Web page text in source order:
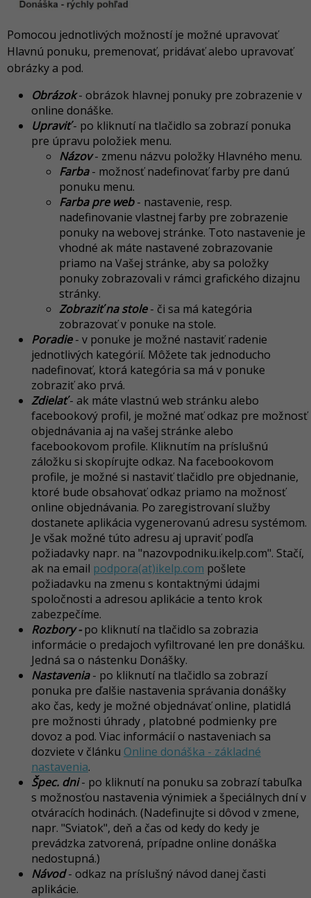
Pomocou jednotlivých možností je možné upravovať
Hlavnú ponuku, premenovať, pridávať alebo upravovať
obrázky a pod.
Obrázok- obrázok hlavnej ponuky pre zobrazenie v
online donáške.
Upraviť- po kliknutí na tlačidlo sa zobrazí ponuka
pre úpravu položiek menu.
Názov- zmenu názvu položky Hlavného menu.
Farba- možnosť nadefinovať farby pre danú
ponuku menu.
Farba pre web- nastavenie, resp.
nadefinovanie vlastnej farby pre zobrazenie
ponuky na webovej stránke. Toto nastavenie je
vhodné ak máte nastavené zobrazovanie
priamo na Vašej stránke, aby sa položky
ponuky zobrazovali v rámci grafického dizajnu
stránky.
Zobraziť na stole- či sa má kategória
zobrazovať v ponuke na stole.
Poradie- v ponuke je možné nastaviť radenie
jednotlivých kategórií. Môžete tak jednoducho
nadefinovať, ktorá kategória sa má v ponuke
zobraziť ako prvá.
Zdielať- ak máte vlastnú web stránku alebo
facebookový profil, je možné mať odkaz pre možnosť
objednávania aj na vašej stránke alebo
facebookovom profile. Kliknutím na príslušnú
záložku si skopírujte odkaz. Na facebookovom
profile, je možné si nastaviť tlačidlo pre objednanie,
ktoré bude obsahovať odkaz priamo na možnosť
online objednávania. Po zaregistrovaní služby
dostanete aplikácia vygenerovanú adresu systémom.
Je však možné túto adresu aj upraviť podľa
požiadavky napr. na "nazovpodniku.ikelp.com". Stačí,
ak na email podpora(at)ikelp.com pošlete
požiadavku na zmenu s kontaktnými údajmi
spoločnosti a adresou aplikácie a tento krok
zabezpečíme.
Rozbory -po kliknutí na tlačidlo sa zobrazia
informácie o predajoch vyfiltrované len pre donášku.
Jedná sa o nástenku Donášky.
Nastavenia- po kliknutí na tlačidlo sa zobrazí
ponuka pre ďalšie nastavenia správania donášky
ako čas, kedy je možné objednávať online, platidlá
pre možnosti úhrady , platobné podmienky pre
dovoz a pod. Viac informácií o nastaveniach sa
dozviete v článku Online donáška - základné
nastavenia.
Špec. dni- po kliknutí na ponuku sa zobrazí tabuľka
s možnosťou nastavenia výnimiek a špeciálnych dní v
otváracích hodinách. (Nadefinujte si dôvod v zmene,
napr. "Sviatok", deň a čas od kedy do kedy je
prevádzka zatvorená, prípadne online donáška
nedostupná.)
Návod- odkaz na príslušný návod danej časti
aplikácie.